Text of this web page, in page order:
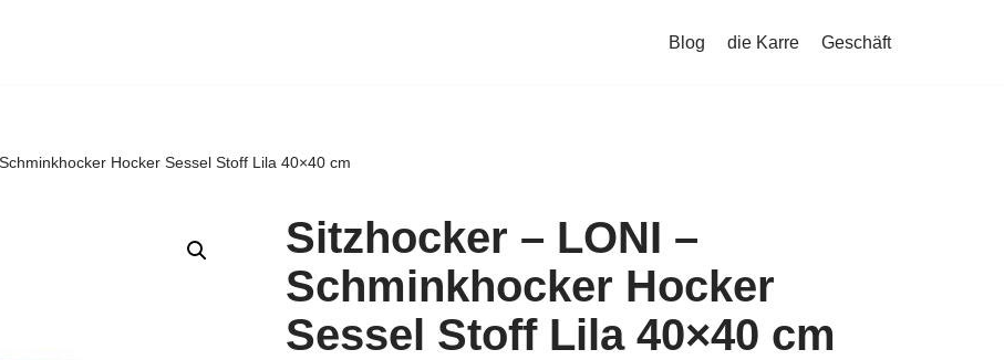
Blog die Karre Geschäft
Hocker Sessel Stoff Lila 40×40 cm
Sitzhocker – LONI –
Schminkhocker Hocker
Sessel Stoff Lila 40×40 cm